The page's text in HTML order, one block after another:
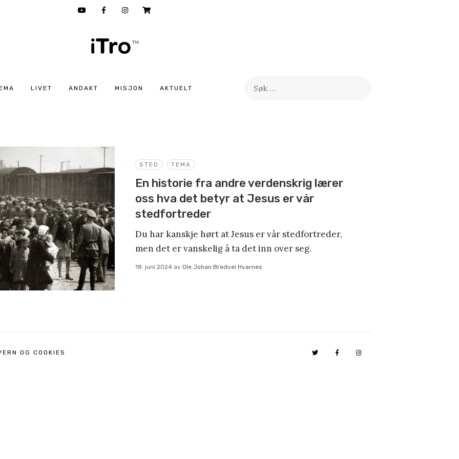
LIVET ANDAKT MISJON AKTUELT
Søk
STED TEMA
En historie fra andre verdenskrig lærer
oss hva det betyr at Jesus er vår
stedfortreder
Du har kanskje hørt at Jesus er vår stedfortreder,
men det er vanskelig å ta det inn over seg.
18. juni 2024 av Ole Johan Bredvei Hvarnes
OG COOKIES